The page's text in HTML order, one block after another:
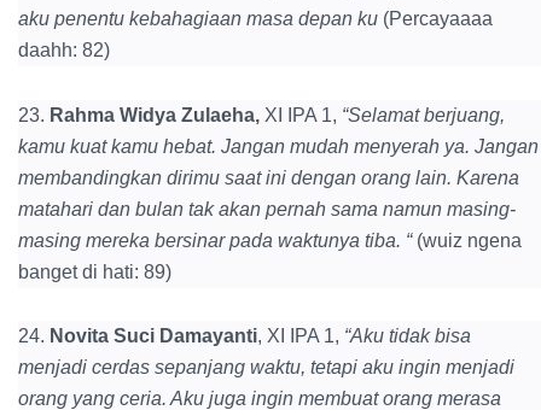
aku penentu kebahagiaan masa depan ku (Percayaaaa
daahh: 82)
23. Rahma Widya Zulaeha, XI IPA 1, “Selamat berjuang,
kamu kuat kamu hebat. Jangan mudah menyerah ya. Jangan
membandingkan dirimu saat ini dengan orang lain. Karena
matahari dan bulan tak akan pernah sama namun masing-
masing mereka bersinar pada waktunya tiba. “ (wuiz ngena
banget di hati: 89)
24. Novita Suci Damayanti, XI IPA 1, “Aku tidak bisa
menjadi cerdas sepanjang waktu, tetapi aku ingin menjadi
orang yang ceria. Aku juga ingin membuat orang merasa